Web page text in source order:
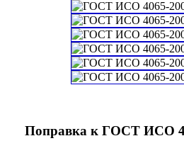
Поправка к ГОСТ ИСО